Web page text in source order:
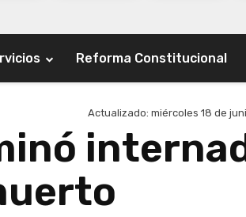
Reforma Constitucional
Actualizado: miércoles 18 de